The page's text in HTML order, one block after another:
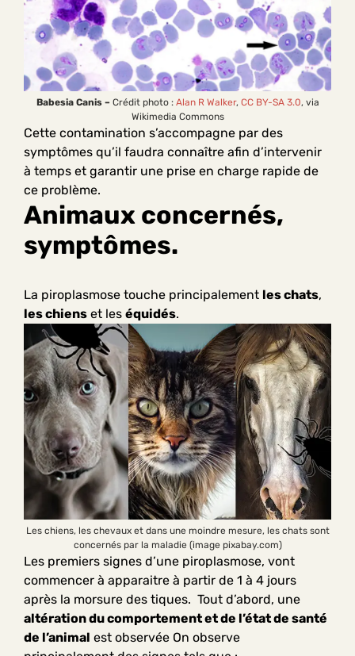
Babesia Canis – Crédit photo : Alan R Walker, CC BY-SA 3.0, via
Wikimedia Commons
Cette contamination s’accompagne par des
symptômes qu’il faudra connaître afin d’intervenir
à temps et garantir une prise en charge rapide de
ce problème.
Animaux concernés,
symptômes.
La piroplasmose touche principalement les chats,
les chiens et les équidés.
Les chiens, les chevaux et dans une moindre mesure, les chats sont
concernés par la maladie (image pixabay.com)
Les premiers signes d’une piroplasmose, vont
commencer à apparaitre à partir de 1 à 4 jours
après la morsure des tiques. Tout d’abord, une
altération du comportement et de l’état de santé
de l’animal est observée On observe